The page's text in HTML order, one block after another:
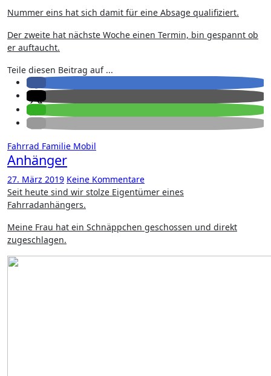
Nummer eins hat sich damit für eine Absage qualifiziert.
Der zweite hat nächste Woche einen Termin, bin gespannt ob
er auftaucht.
Teile diesen Beitrag auf ...
Fahrrad Familie Mobil
Anhänger
27. März 2019 Keine Kommentare
Seit heute sind wir stolze Eigentümer eines
Fahrradanhängers.
Meine Frau hat ein Schnäppchen geschossen und direkt
zugeschlagen.